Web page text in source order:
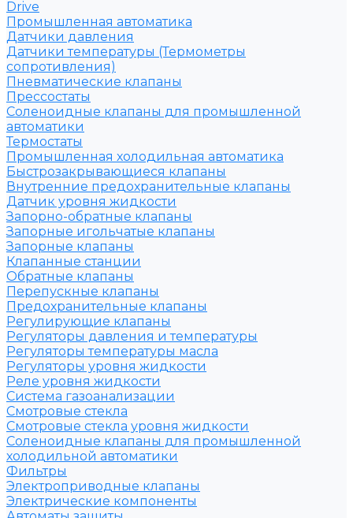
Drive
Промышленная автоматика
Датчики давления
Датчики температуры (Термометры
сопротивления)
Пневматические клапаны
Прессостаты
Соленоидные клапаны для промышленной
автоматики
Термостаты
Промышленная холодильная автоматика
Быстрозакрывающиеся клапаны
Внутренние предохранительные клапаны
Датчик уровня жидкости
Запорно-обратные клапаны
Запорные игольчатые клапаны
Запорные клапаны
Клапанные станции
Обратные клапаны
Перепускные клапаны
Предохранительные клапаны
Регулирующие клапаны
Регуляторы давления и температуры
Регуляторы температуры масла
Регуляторы уровня жидкости
Реле уровня жидкости
Система газоанализации
Смотровые стекла
Смотровые стекла уровня жидкости
Соленоидные клапаны для промышленной
холодильной автоматики
Фильтры
Электроприводные клапаны
Электрические компоненты